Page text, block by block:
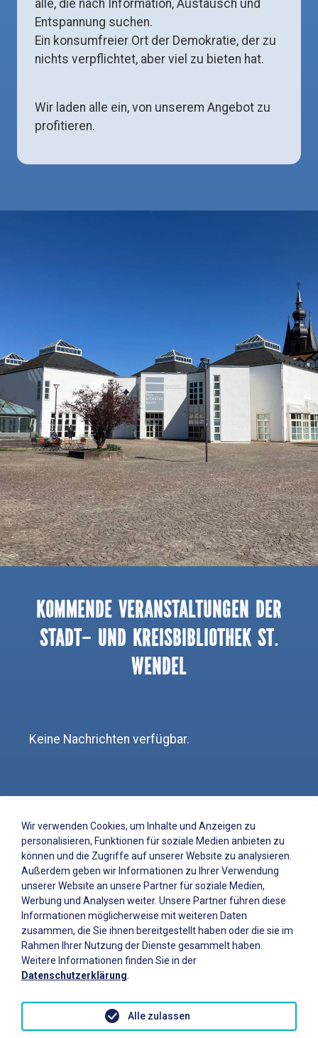
alle, die nach Information, Austausch und
Entspannung suchen.
Ein konsumfreier Ort der Demokratie, der zu
nichts verpflichtet, aber viel zu bieten hat.
Wir laden alle ein, von unserem Angebot zu
profitieren.
Kommende Veranstaltungen der
Stadt- und Kreisbibliothek St.
Wendel
Keine Nachrichten verfügbar.
Impressionen
Wir verwenden Cookies, um Inhalte und Anzeigen zu
personalisieren, Funktionen für soziale Medien anbieten zu
können und die Zugriffe auf unserer Website zu analysieren.
Außerdem geben wir Informationen zu Ihrer Verwendung
unserer Website an unsere Partner für soziale Medien,
Werbung und Analysen weiter. Unsere Partner führen diese
Informationen möglicherweise mit weiteren Daten
zusammen, die Sie ihnen bereitgestellt haben oder die sie im
Rahmen Ihrer Nutzung der Dienste gesammelt haben.
Weitere Informationen finden Sie in der
Datenschutzerklärung
Alle zulassen